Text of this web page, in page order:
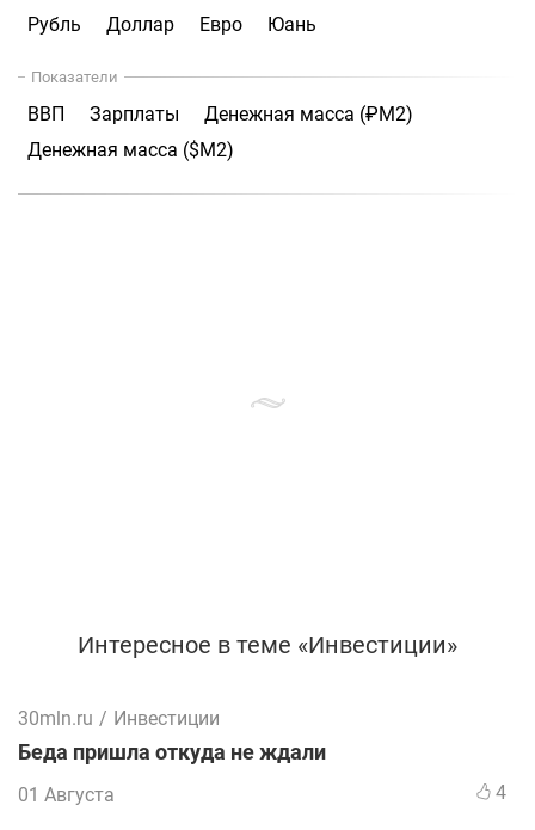
Рубль Доллар Евро Юань
Показатели
ВВП Зарплаты
Денежная масса (₽М2)
Денежная масса ($М2)
Интересное в теме «Инвестиции»
30mln.ru / Инвестиции
Беда пришла откуда не ждали
01 Августа 4